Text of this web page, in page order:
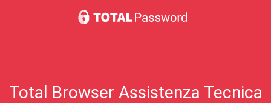
Total Browser Assistenza Tecnica